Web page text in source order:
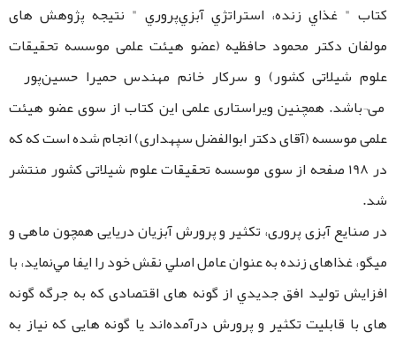
کتاب " غذاي زنده‌، استراتژي آبزي‌پروري " نتیجه پژوهش ‌های
مولفان دکتر محمود حافظیه (عضو هیئت علمی موسسه تحقیقات
علوم شیلاتی کشور) و سرکار خانم مهندس حميرا حسين‌پور
می¬باشد. همچنین ویراستاری علمی این کتاب از سوی عضو هیئت
علمی موسسه (آقای دکتر ابوالفضل سپهداری) انجام شده است که که
در 198 صفحه از سوی موسسه تحقیقات علوم شیلاتی کشور منتشر
شد.
در صنایع آبزی پروری، تکثیر و پرورش آبزیان دریایی همچون ماهی و
میگو، غذاهای زنده به عنوان عامل اصلي نقش خود را ایفا مي‌نمايد، با
افزایش تولید افق جدیدي از گونه های اقتصادی که به جرگه گونه
های با قابلیت تکثیر و پرورش در‌آمده‌اند یا گونه هایی که نیاز به